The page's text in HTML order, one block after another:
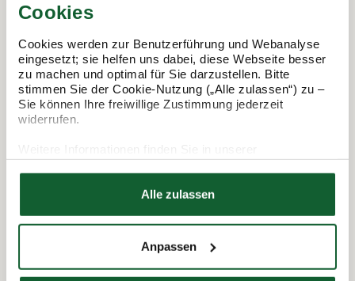
Cookies
Cookies werden zur Benutzerführung und Webanalyse
eingesetzt; sie helfen uns dabei, diese Webseite besser
zu machen und optimal für Sie darzustellen. Bitte
stimmen Sie der Cookie-Nutzung („Alle zulassen“) zu –
Sie können Ihre freiwillige Zustimmung jederzeit
widerrufen.
Datenschutzerklärung
Alle zulassen
Anpassen
Termin vereinbaren